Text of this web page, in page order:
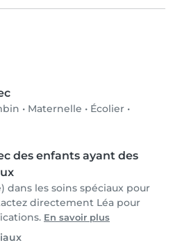
• Maternelle • Écolier •
des enfants ayant des
dans les soins spéciaux pour
directement Léa pour
En savoir plus